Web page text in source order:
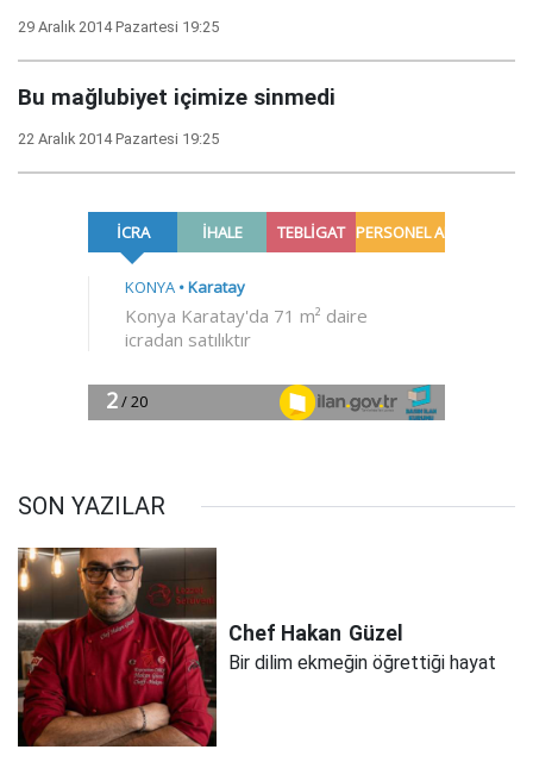
29 Aralık 2014 Pazartesi 19:25
Bu mağlubiyet içimize sinmedi
22 Aralık 2014 Pazartesi 19:25
SON YAZILAR
Chef Hakan Güzel
Bir dilim ekmeğin öğrettiği hayat